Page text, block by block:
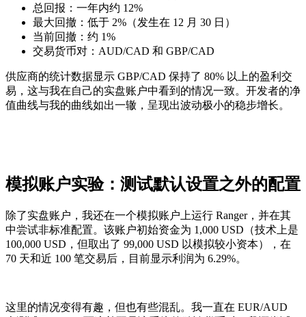
总回报：一年内约 12%
最大回撤：低于 2%（发生在 12 月 30 日）
当前回撤：约 1%
交易货币对：AUD/CAD 和 GBP/CAD
供应商的统计数据显示 GBP/CAD 保持了 80% 以上的盈利交
易，这与我在自己的实盘账户中看到的情况一致。开发者的净
值曲线与我的曲线如出一辙，呈现出波动极小的稳步增长。
模拟账户实验：测试默认设置之外的配置
除了实盘账户，我还在一个模拟账户上运行 Ranger，并在其
中尝试非标准配置。该账户初始资金为 1,000 USD（技术上是
100,000 USD，但取出了 99,000 USD 以模拟较小资本），在
70 天和近 100 笔交易后，目前显示利润为 6.29%。
这里的情况变得有趣，但也有些混乱。我一直在 EUR/AUD